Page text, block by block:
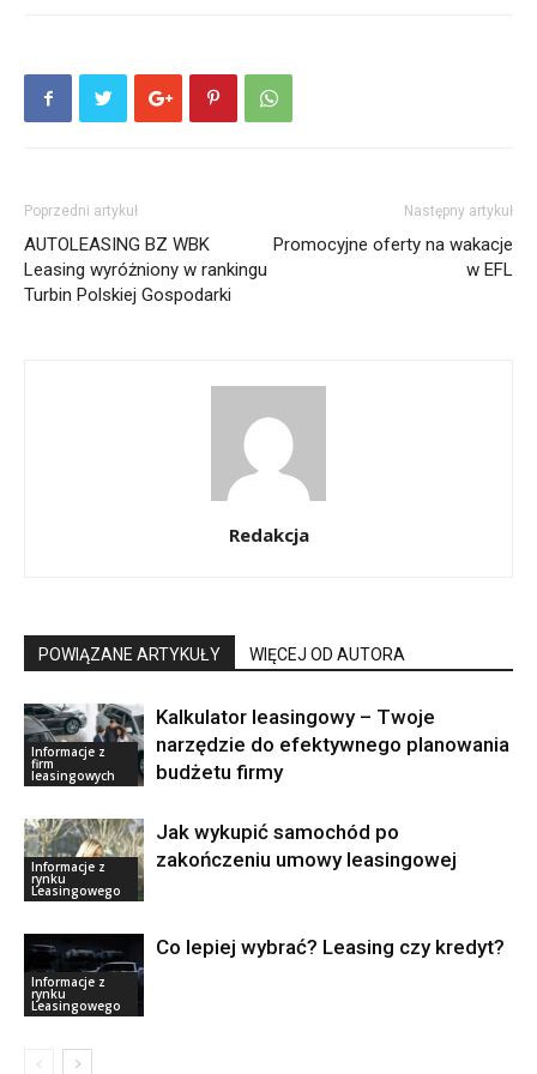
Poprzedni artykuł
AUTOLEASING BZ WBK
Leasing wyróżniony w rankingu
Turbin Polskiej Gospodarki
Następny artykuł
Promocyjne oferty na wakacje
w EFL
Redakcja
POWIĄZANE ARTYKUŁY WIĘCEJ OD AUTORA
Informacje z
firm
leasingowych
Kalkulator leasingowy – Twoje
narzędzie do efektywnego planowania
budżetu firmy
Informacje z
rynku
Leasingowego
Jak wykupić samochód po
zakończeniu umowy leasingowej
Informacje z
rynku
Leasingowego
Co lepiej wybrać? Leasing czy kredyt?